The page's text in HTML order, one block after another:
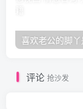
评论 抢沙发